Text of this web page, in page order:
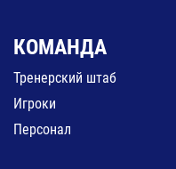
КОМАНДА
Тренерский штаб
Игроки
Персонал